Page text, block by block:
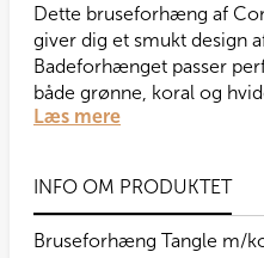
Dette bruseforhæng af
giver dig et smukt design
Badeforhænget passer
både grønne, koral og
antibakterielt. Bemærk, at
Læs mere
INFO OM PRODUKTET
Bruseforhæng Tangle m/